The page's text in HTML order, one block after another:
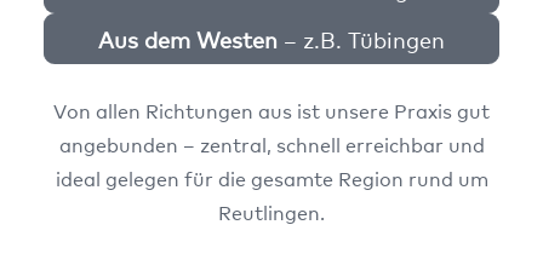
Aus dem Wes­ten – z.B. Tübin­gen
Von allen Rich­tun­gen aus ist unse­re Pra­xis gut
ange­bun­den – zen­tral, schnell erreich­bar und
ide­al gele­gen für die gesam­te Regi­on rund um
Reut­lin­gen.